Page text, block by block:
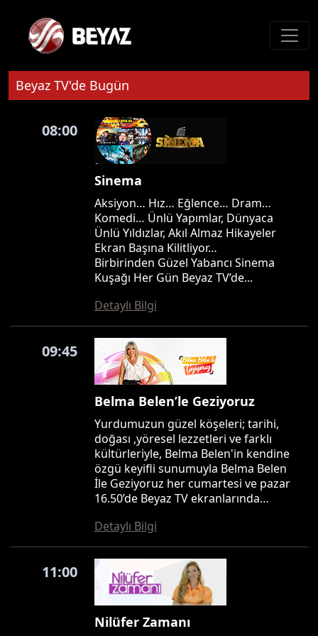
Beyaz TV'de Bugün
08:00
Sinema
Aksiyon… Hız… Eğlence… Dram…
Komedi… Ünlü Yapımlar, Dünyaca
Ünlü Yıldızlar, Akıl Almaz Hikayeler
Ekran Başına Kilitliyor…
Birbirinden Güzel Yabancı Sinema
Kuşağı Her Gün Beyaz TV’de...
Detaylı Bilgi
09:45
Belma Belen’le Geziyoruz
Yurdumuzun güzel köşeleri; tarihi,
doğası ,yöresel lezzetleri ve farklı
kültürleriyle, Belma Belen'in kendine
özgü keyifli sunumuyla Belma Belen
İle Geziyoruz her cumartesi ve pazar
16.50’de Beyaz TV ekranlarında…
Detaylı Bilgi
11:00
Nilüfer Zamanı